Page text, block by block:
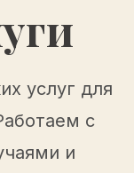
услуг для
с
и